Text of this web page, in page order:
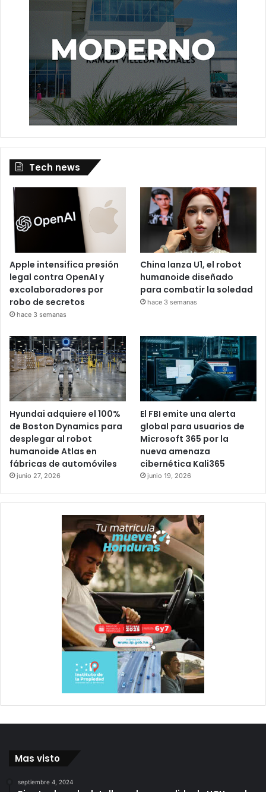
Tech news
Apple intensifica presión
legal contra OpenAI y
excolaboradores por
robo de secretos
hace 3 semanas
China lanza U1, el robot
humanoide diseñado
para combatir la soledad
hace 3 semanas
Hyundai adquiere el 100%
de Boston Dynamics para
desplegar al robot
humanoide Atlas en
fábricas de automóviles
junio 27, 2026
El FBI emite una alerta
global para usuarios de
Microsoft 365 por la
nueva amenaza
cibernética Kali365
junio 19, 2026
Mas visto
septiembre 4, 2024